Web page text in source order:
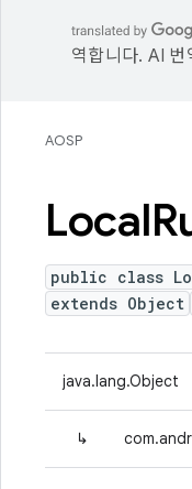
역합니다. AI 번
AOSP
Local
public class
extends Object
java.lang.Object
↳